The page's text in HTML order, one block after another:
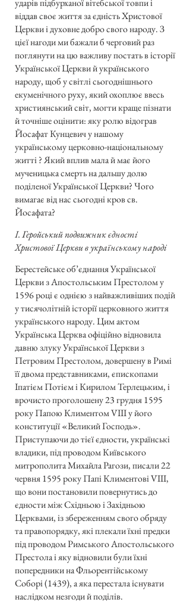
ударів підбурханої вітебської товпи і
віддав своє життя за єдність Христової
Церкви і духовне добро свого народу. З
цієї нагоди ми бажали б черговий раз
поглянути на цю важливу постать в історії
Української Церкви й українського
народу, щоб у світлі сьогоднішнього
екуменічного руху, який охоплює ввесь
християнський світ, могти краще пізнати
й точніше оцінити: яку ролю відограв
Йосафат Кунцевич у нашому
українському церковно-національному
житті ? Який вплив мала й має його
мученицька смерть на дальшу долю
поділеної Української Церкви? Чого
вимагає від нас сьогодні кров св.
Йосафата?
І. Геройський подвижник єдності
Христової Церкви в українському народі
Берестейське об’єднання Української
Церкви з Апостольським Престолом у
1596 році є однією з найважливіших подій
у тисячолітній історії церковного життя
українського народу. Цим актом
Українська Церква офіційно відновила
давню злуку Української Церкви з
Петровим Престолом, довершену в Римі
її двома представниками, єпископами
Іпатієм Потієм і Кирилом Терлецьким, і
врочисто проголошену 23 грудня 1595
року Папою Климентом VIII у його
конституції «Великий Господь».
Приступаючи до тієї єдности, українські
владики, під проводом Київського
митрополита Михайла Рагози, писали 22
червня 1595 року Папі Климентові VIII,
що вони постановили повернутись до
єдности між Східньою і Західньою
Церквами, із збереженням свого обряду
та правопорядку, які плекали їхні предки
під проводом Римського Апостольського
Престола і яку відновили були їхні
попередники на Фльорентійському
Соборі (1439), а яка перестала існувати
наслідком незгоди й поділів.